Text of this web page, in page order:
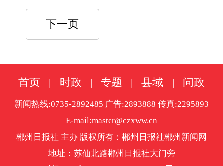
下一页
首页 | 时政 | 专题 | 县域 | 问政
新闻热线:0735-2892485 广告:2893888 传真:2295893
E-mail:master@czxww.cn
郴州日报社 主办 版权所有：郴州日报社郴州新闻网
地址：苏仙北路郴州日报社大门旁